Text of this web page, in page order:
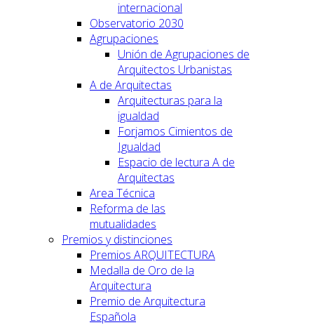
internacional
Observatorio 2030
Agrupaciones
Unión de Agrupaciones de
Arquitectos Urbanistas
A de Arquitectas
Arquitecturas para la
igualdad
Forjamos Cimientos de
Igualdad
Espacio de lectura A de
Arquitectas
Area Técnica
Reforma de las
mutualidades
Premios y distinciones
Premios ARQUITECTURA
Medalla de Oro de la
Arquitectura
Premio de Arquitectura
Española